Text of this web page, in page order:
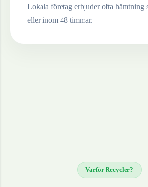
Lokala företag erbjuder ofta hämtning
eller inom 48 timmar.
Varför Recycler?